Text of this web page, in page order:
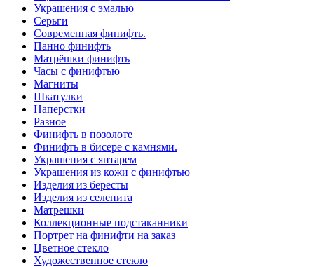
Украшения с эмалью
Серьги
Современная финифть.
Панно финифть
Матрёшки финифть
Часы с финифтью
Магниты
Шкатулки
Наперстки
Разное
Финифть в позолоте
Финифть в бисере с камнями.
Украшения с янтарем
Украшения из кожи с финифтью
Изделия из бересты
Изделия из селенита
Матрешки
Коллекционные подстаканники
Портрет на финифти на заказ
Цветное стекло
Художественное стекло